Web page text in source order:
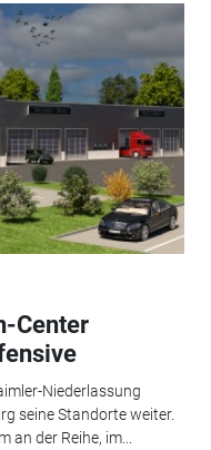
Center
Niederlassung
seine Standorte weiter.
an der Reihe, im...